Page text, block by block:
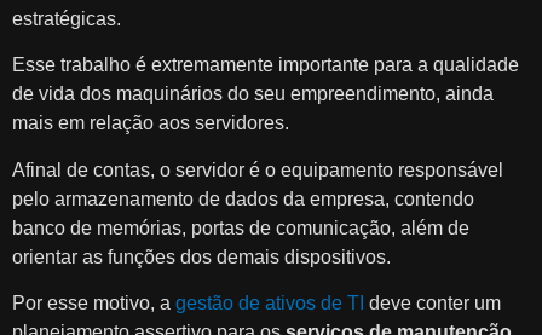
estratégicas.
Esse trabalho é extremamente importante para a qualidade
de vida dos maquinários do seu empreendimento, ainda
mais em relação aos servidores.
Afinal de contas, o servidor é o equipamento responsável
pelo armazenamento de dados da empresa, contendo
banco de memórias, portas de comunicação, além de
orientar as funções dos demais dispositivos.
Por esse motivo, a gestão de ativos de TI deve conter um